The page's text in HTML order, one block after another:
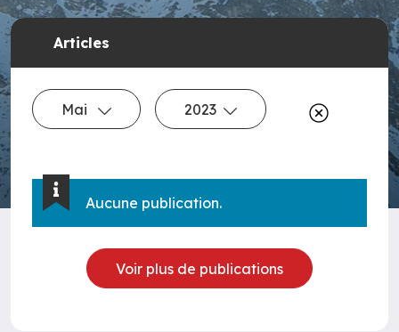
Articles
Mai 2023
Aucune publication.
Voir plus de publications